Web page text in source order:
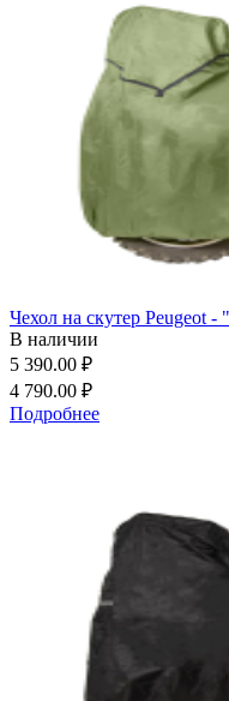
Чехол на скутер Peugeot
В наличии
5 390.00 ₽
4 790.00 ₽
Подробнее